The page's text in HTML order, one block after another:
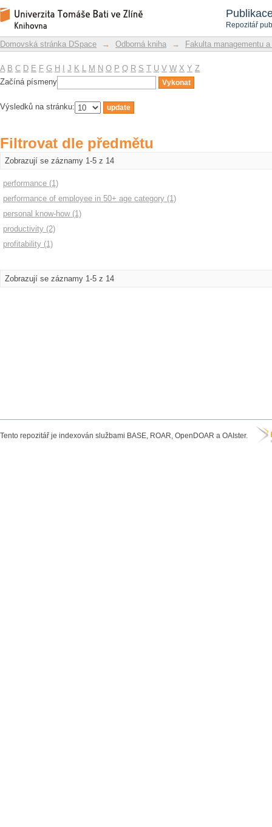
Repozitář
Filtrovat dle předmětu
Repozitář DSpace/Manakin
Domovská stránka DSpace → Odborná kniha → Fakulta managementu
A B C D E F G H J K L M N O P Q R S T U V W X Y Z
Začíná písmeny
Výsledků na stránku:
Filtrovat dle předmětu
Zobrazují se záznamy 1-5 z 14
performance (1)
performance of employee in 50+ age category (1)
personal know-how (1)
productivity (2)
profitability (1)
Zobrazují se záznamy 1-5 z 14
Tento repozitář je indexován službami BASE, ROAR, OpenDOAR a OAIster.